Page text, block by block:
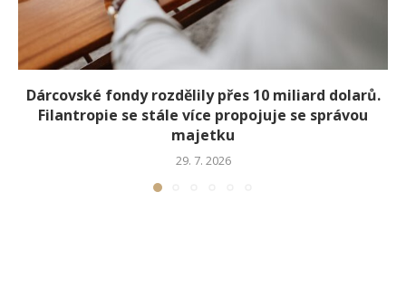
Dárcovské fondy rozdělily přes 10 miliard dolarů.
Filantropie se stále více propojuje se správou
majetku
29. 7. 2026